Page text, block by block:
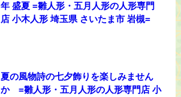
年 盛夏 =雛人形・五月人形の人形専門
店 小木人形 埼玉県 さいたま市 岩槻=
夏の風物詩の七夕飾りを楽しみません
か =雛人形・五月人形の人形専門店 小